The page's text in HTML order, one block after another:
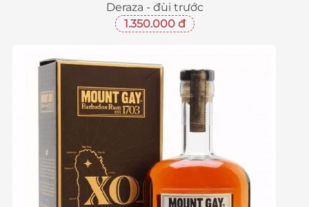
Deraza - đùi trước
1.350.000 đ